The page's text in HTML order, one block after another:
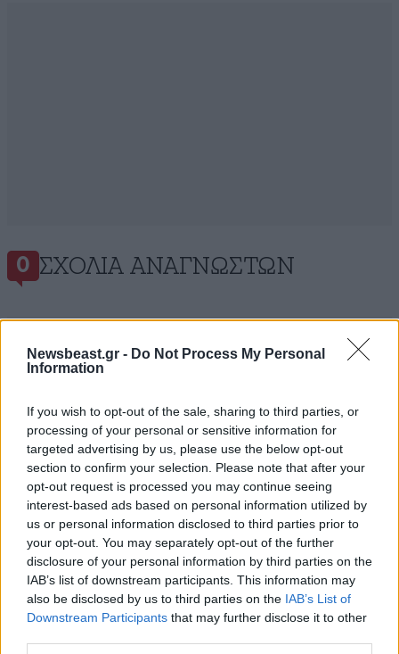
Newsbeast.gr - Do Not Process My Personal
Information
If you wish to opt-out of the sale, sharing to third parties, or
processing of your personal or sensitive information for
targeted advertising by us, please use the below opt-out
section to confirm your selection. Please note that after your
opt-out request is processed you may continue seeing
interest-based ads based on personal information utilized by
us or personal information disclosed to third parties prior to
your opt-out. You may separately opt-out of the further
disclosure of your personal information by third parties on the
IAB’s list of downstream participants. This information may
also be disclosed by us to third parties on the IAB’s List of
Downstream Participants that may further disclose it to other
0 ΣΧΌΛΙΑ ΑΝΑΓΝΩΣΤΏΝ
Xαρακτήρες: 0/1000